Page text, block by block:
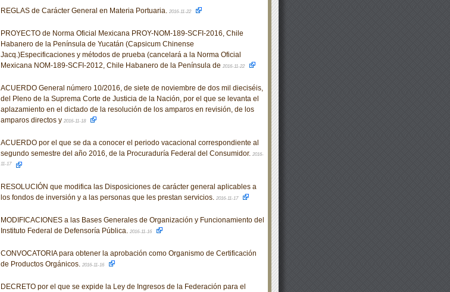
REGLAS de Carácter General en Materia Portuaria. 2016-11-22
PROYECTO de Norma Oficial Mexicana PROY-NOM-189-SCFI-2016, Chile
Habanero de la Península de Yucatán (Capsicum Chinense
Jacq.)Especificaciones y métodos de prueba (cancelará a la Norma Oficial
Mexicana NOM-189-SCFI-2012, Chile Habanero de la Península de 2016-11-22
ACUERDO General número 10/2016, de siete de noviembre de dos mil dieciséis,
del Pleno de la Suprema Corte de Justicia de la Nación, por el que se levanta el
aplazamiento en el dictado de la resolución de los amparos en revisión, de los
amparos directos y 2016-11-18
ACUERDO por el que se da a conocer el periodo vacacional correspondiente al
segundo semestre del año 2016, de la Procuraduría Federal del Consumidor. 2016-
11-17
RESOLUCIÓN que modifica las Disposiciones de carácter general aplicables a
los fondos de inversión y a las personas que les prestan servicios. 2016-11-17
MODIFICACIONES a las Bases Generales de Organización y Funcionamiento del
Instituto Federal de Defensoría Pública. 2016-11-16
CONVOCATORIA para obtener la aprobación como Organismo de Certificación
de Productos Orgánicos. 2016-11-16
DECRETO por el que se expide la Ley de Ingresos de la Federación para el